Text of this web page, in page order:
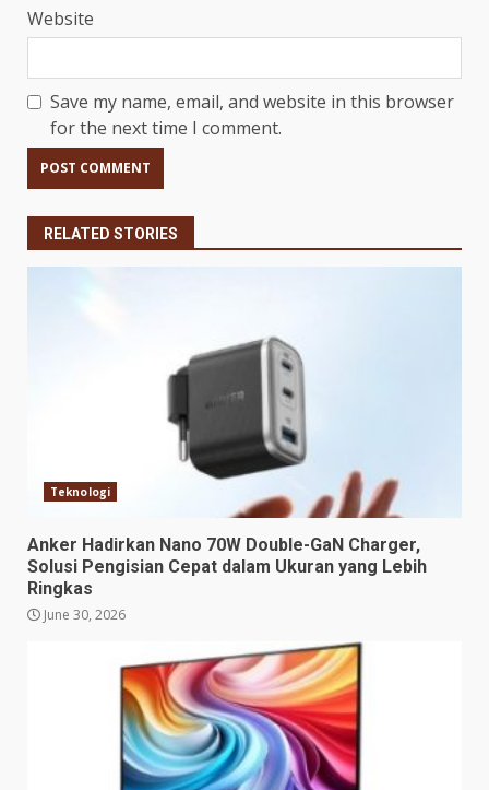
Website
Save my name, email, and website in this browser
for the next time I comment.
RELATED STORIES
Teknologi
Anker Hadirkan Nano 70W Double-GaN Charger,
Solusi Pengisian Cepat dalam Ukuran yang Lebih
Ringkas
June 30, 2026